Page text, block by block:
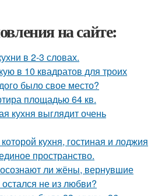
на сайте:
в 2-3 словах.
в 10 квадратов для троих
было свое место?
площадью 64 кв.
кухня выглядит очень
кухня, гостиная и лоджия
пространство.
ли жёны, вернувшие
не из любви?